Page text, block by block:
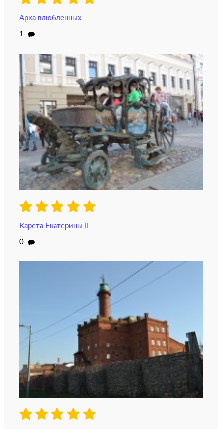
Арка влюбленных
1
Карета Екатерины II
0